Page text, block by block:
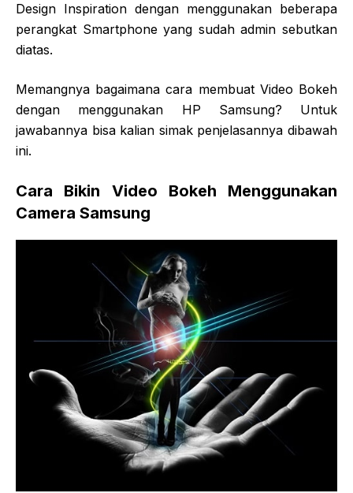
Design Inspiration dengan menggunakan beberapa
perangkat Smartphone yang sudah admin sebutkan
diatas.
Memangnya bagaimana cara membuat Video Bokeh
dengan menggunakan HP Samsung? Untuk
jawabannya bisa kalian simak penjelasannya dibawah
ini.
Cara Bikin Video Bokeh Menggunakan
Camera Samsung